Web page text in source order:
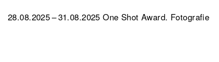
28.08.2025 – 31.08.2025 One Shot Award. Fotografie